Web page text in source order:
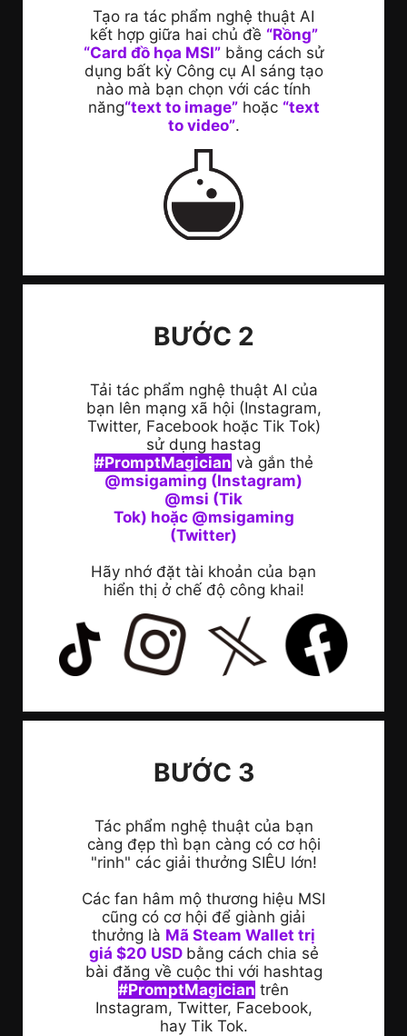
Tạo ra tác phẩm nghệ thuật AI
kết hợp giữa hai chủ đề “Rồng”
“Card đồ họa MSI”bằng cách sử
dụng bất kỳ Công cụ AI sáng tạo
nào mà bạn chọn với các tính
năng“text to image”hoặc “text
to video”.
BƯỚC 2
Tải tác phẩm nghệ thuật AI của
bạn lên mạng xã hội (Instagram,
Twitter, Facebook hoặc Tik Tok)
sử dụng hastag
#PromptMagician và gắn thẻ
@msigaming (Instagram)
@msi (Tik
Tok) hoặc @msigaming
(Twitter)
Hãy nhớ đặt tài khoản của bạn
hiển thị ở chế độ công khai!
BƯỚC 3
Tác phẩm nghệ thuật của bạn
càng đẹp thì bạn càng có cơ hội
"rinh" các giải thưởng SIÊU lớn!
Các fan hâm mộ thương hiệu MSI
cũng có cơ hội để giành giải
thưởng là Mã Steam Wallet trị
giá $20 USD bằng cách chia sẻ
bài đăng về cuộc thi với hashtag
#PromptMagician trên
Instagram, Twitter, Facebook,
hay Tik Tok.